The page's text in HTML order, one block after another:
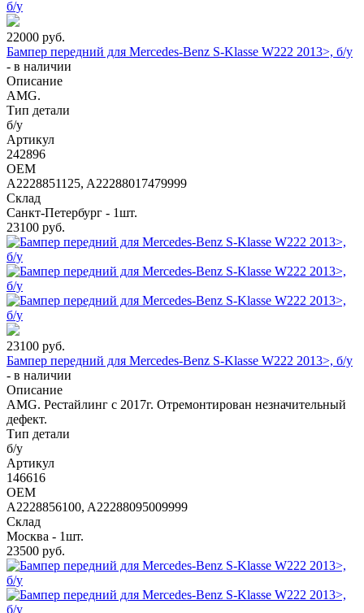
22000 руб.
Бампер передний для Mercedes-Benz S-Klasse W222 2013>, б/у
- в наличии
Описание
AMG.
Тип детали
б/у
Артикул
242896
OEM
A2228851125, A22288017479999
Склад
Санкт-Петербург - 1шт.
23100 руб.
23100 руб.
Бампер передний для Mercedes-Benz S-Klasse W222 2013>, б/у
- в наличии
Описание
AMG. Рестайлинг с 2017г. Отремонтирован незначительный
дефект.
Тип детали
б/у
Артикул
146616
OEM
A2228856100, A22288095009999
Склад
Москва - 1шт.
23500 руб.